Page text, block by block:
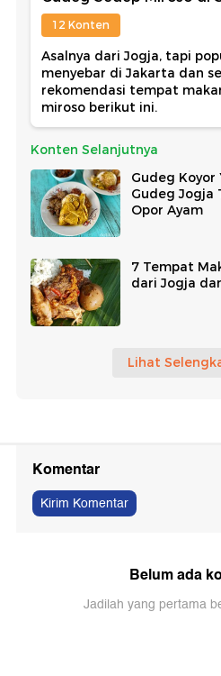
12 Konten
Asalnya dari Jogja, tapi
menyebar di Jakarta dan
rekomendasi tempat
miroso berikut ini.
Konten Selanjutnya
Gudeg Koyor
Gudeg Jogja
Opor Ayam
7 Tempat
dari Jogja
Lihat
Komentar
Kirim Komentar
Belum ada
Jadilah yang pertama